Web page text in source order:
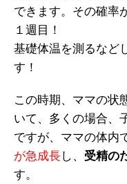
できます。その確率
１週目！
基礎体温を測るなど
す！
この時期、ママの状
いて、多くの場合、
ですが、ママの体内
が急成長し、 受精の
す。